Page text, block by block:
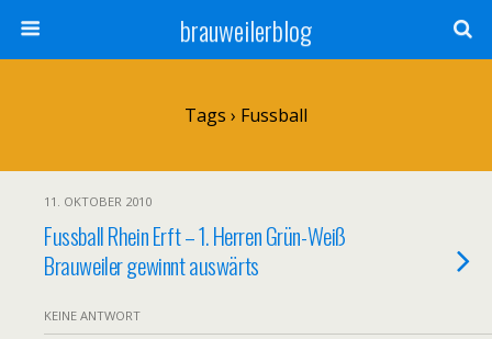
brauweilerblog
Tags › Fussball
11. OKTOBER 2010
Fussball Rhein Erft – 1. Herren Grün-Weiß
Brauweiler gewinnt auswärts
KEINE ANTWORT